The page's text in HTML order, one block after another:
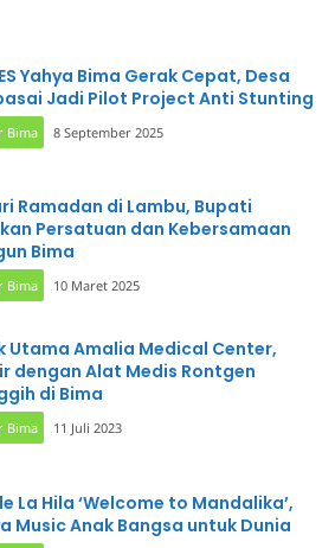
Yahya Bima Gerak Cepat, Desa
Jadi Pilot Project Anti Stunting
Bima 8 September 2025
Ramadan di Lambu, Bupati
Persatuan dan Kebersamaan
Bima
Bima 10 Maret 2025
Utama Amalia Medical Center,
dengan Alat Medis Rontgen
di Bima
Bima 11 Juli 2023
La Hila ‘Welcome to Mandalika’,
Music Anak Bangsa untuk Dunia